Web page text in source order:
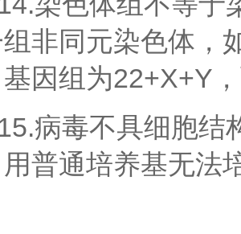
非同元染色体，
因组为22+X+Y
毒不具细胞结
普通培养基无法